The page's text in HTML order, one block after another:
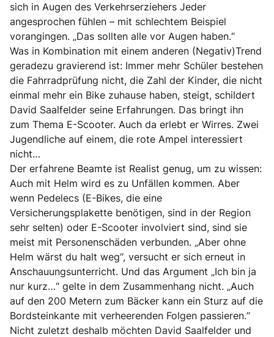
sich in Augen des Verkehrserziehers Jeder
angesprochen fühlen – mit schlechtem Beispiel
vorangingen. „Das sollten alle vor Augen haben.“
Was in Kombination mit einem anderen (Negativ)Trend
geradezu gravierend ist: Immer mehr Schüler bestehen
die Fahrradprüfung nicht, die Zahl der Kinder, die nicht
einmal mehr ein Bike zuhause haben, steigt, schildert
David Saalfelder seine Erfahrungen. Das bringt ihn
zum Thema E-Scooter. Auch da erlebt er Wirres. Zwei
Jugendliche auf einem, die rote Ampel interessiert
nicht…
Der erfahrene Beamte ist Realist genug, um zu wissen:
Auch mit Helm wird es zu Unfällen kommen. Aber
wenn Pedelecs (E-Bikes, die eine
Versicherungsplakette benötigen, sind in der Region
sehr selten) oder E-Scooter involviert sind, sind sie
meist mit Personenschäden verbunden. „Aber ohne
Helm wärst du halt weg“, versucht er sich erneut in
Anschauungsunterricht. Und das Argument „Ich bin ja
nur kurz…“ gelte in dem Zusammenhang nicht. „Auch
auf den 200 Metern zum Bäcker kann ein Sturz auf die
Bordsteinkante mit verheerenden Folgen passieren.“
Nicht zuletzt deshalb möchten David Saalfelder und